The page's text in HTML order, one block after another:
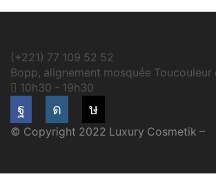
(+221) 77 109 52 52
Bopp, alignement mosquée Toucouleur
10h30 - 19h30
FacebookInstagram
Tik-
© Copyright 2022 Luxury Cosmetik –